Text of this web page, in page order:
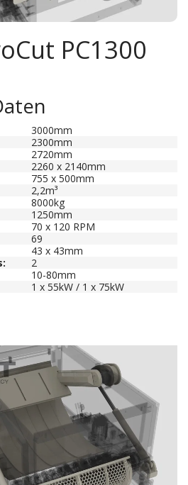
PC1300
3000mm
2300mm
2720mm
2260 x 2140mm
755 x 500mm
2,2m³
8000kg
1250mm
70 x 120 RPM
69
43 x 43mm
2
10-80mm
1 x 55kW / 1 x 75kW